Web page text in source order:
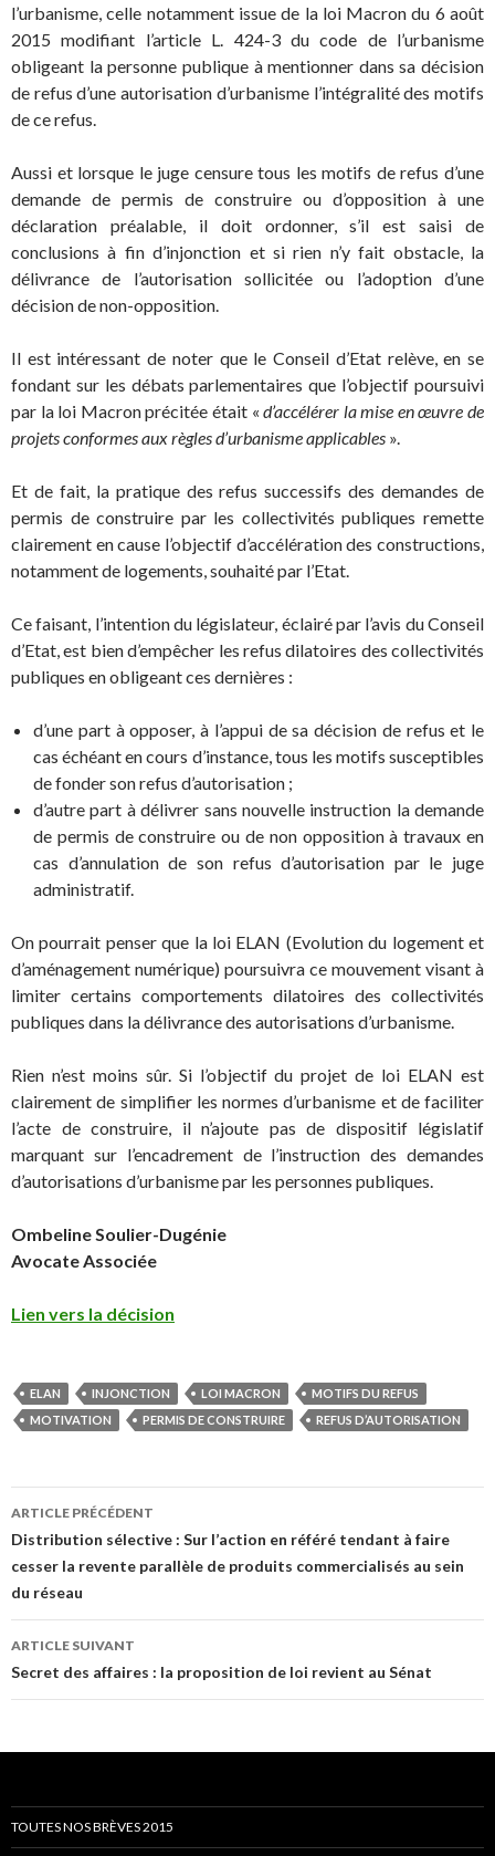
l’urbanisme, celle notamment issue de la loi Macron du 6 août
2015 modifiant l’article L. 424-3 du code de l’urbanisme
obligeant la personne publique à mentionner dans sa décision
de refus d’une autorisation d’urbanisme l’intégralité des motifs
de ce refus.
Aussi et lorsque le juge censure tous les motifs de refus d’une
demande de permis de construire ou d’opposition à une
déclaration préalable, il doit ordonner, s’il est saisi de
conclusions à fin d’injonction et si rien n’y fait obstacle, la
délivrance de l’autorisation sollicitée ou l’adoption d’une
décision de non-opposition.
Il est intéressant de noter que le Conseil d’Etat relève, en se
fondant sur les débats parlementaires que l’objectif poursuivi
par la loi Macron précitée était «d’accélérer la mise en œuvre de
projets conformes aux règles d’urbanisme applicables ».
Et de fait, la pratique des refus successifs des demandes de
permis de construire par les collectivités publiques remette
clairement en cause l’objectif d’accélération des constructions,
notamment de logements, souhaité par l’Etat.
Ce faisant, l’intention du législateur, éclairé par l’avis du Conseil
d’Etat, est bien d’empêcher les refus dilatoires des collectivités
publiques en obligeant ces dernières :
d’une part à opposer, à l’appui de sa décision de refus et le
cas échéant en cours d’instance, tous les motifs susceptibles
de fonder son refus d’autorisation ;
d’autre part à délivrer sans nouvelle instruction la demande
de permis de construire ou de non opposition à travaux en
cas d’annulation de son refus d’autorisation par le juge
administratif.
On pourrait penser que la loi ELAN (Evolution du logement et
d’aménagement numérique) poursuivra ce mouvement visant à
limiter certains comportements dilatoires des collectivités
publiques dans la délivrance des autorisations d’urbanisme.
Rien n’est moins sûr. Si l’objectif du projet de loi ELAN est
clairement de simplifier les normes d’urbanisme et de faciliter
l’acte de construire, il n’ajoute pas de dispositif législatif
marquant sur l’encadrement de l’instruction des demandes
d’autorisations d’urbanisme par les personnes publiques.
Ombeline Soulier-Dugénie
Avocate Associée
Lien vers la décision
ELAN INJONCTION LOI MACRON
MOTIFS DU REFUS
MOTIVATION
PERMIS DE CONSTRUIRE REFUS D’AUTORISATION
Navigation
des
articles
ARTICLE PRÉCÉDENT
Distribution sélective : Sur l’action en référé tendant à faire
cesser la revente parallèle de produits commercialisés au sein
du réseau
ARTICLE SUIVANT
Secret des affaires : la proposition de loi revient au Sénat
TOUTES NOS BRÈVES 2015